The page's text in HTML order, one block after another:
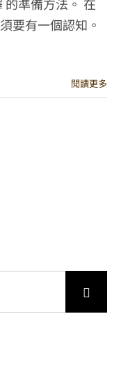
要有一個認知。
閱讀更多